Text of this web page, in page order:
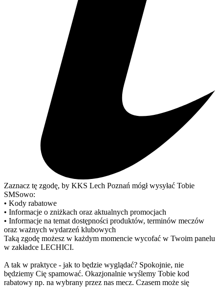
Zaznacz tę zgodę, by KKS Lech Poznań mógł wysyłać Tobie
SMSowo:
• Kody rabatowe
• Informacje o zniżkach oraz aktualnych promocjach
• Informacje na temat dostępności produktów, terminów meczów
oraz ważnych wydarzeń klubowych
Taką zgodę możesz w każdym momencie wycofać w Twoim panelu
w zakładce LECHICI.
A tak w praktyce - jak to będzie wyglądać? Spokojnie, nie
będziemy Cię spamować. Okazjonalnie wyślemy Tobie kod
rabatowy np. na wybrany przez nas mecz. Czasem może się